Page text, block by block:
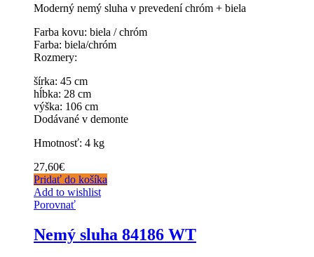
Moderný nemý sluha v prevedení chróm + biela
Farba kovu: biela / chróm
Farba: biela/chróm
Rozmery:
šírka: 45 cm
hĺbka: 28 cm
výška: 106 cm
Dodávané v demonte
Hmotnosť: 4 kg
27,60€
Pridať do košíka
Add to wishlist
Porovnať
Nemý sluha 84186 WT